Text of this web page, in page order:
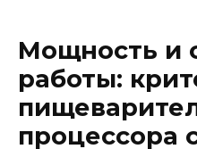
Мощность и
работы:
процессора